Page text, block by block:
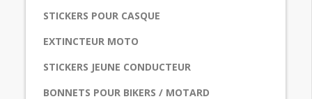
STICKERS POUR CASQUE
EXTINCTEUR MOTO
STICKERS JEUNE CONDUCTEUR
BONNETS POUR BIKERS / MOTARD